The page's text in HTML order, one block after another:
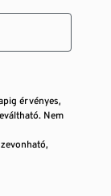
érvényes,
Nem